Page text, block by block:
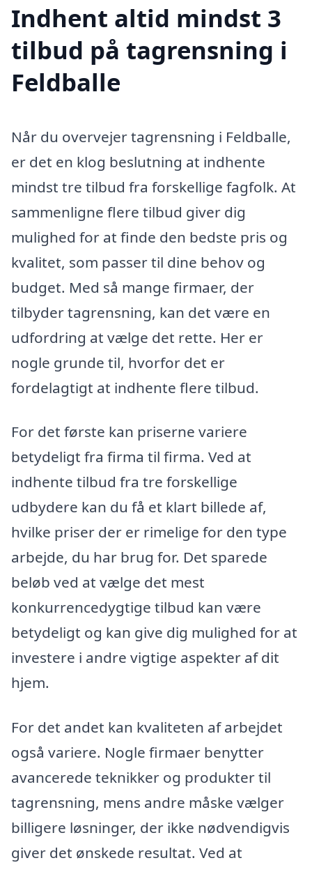
Indhent altid mindst 3
tilbud på tagrensning i
Feldballe
Når du overvejer tagrensning i Feldballe,
er det en klog beslutning at indhente
mindst tre tilbud fra forskellige fagfolk. At
sammenligne flere tilbud giver dig
mulighed for at finde den bedste pris og
kvalitet, som passer til dine behov og
budget. Med så mange firmaer, der
tilbyder tagrensning, kan det være en
udfordring at vælge det rette. Her er
nogle grunde til, hvorfor det er
fordelagtigt at indhente flere tilbud.
For det første kan priserne variere
betydeligt fra firma til firma. Ved at
indhente tilbud fra tre forskellige
udbydere kan du få et klart billede af,
hvilke priser der er rimelige for den type
arbejde, du har brug for. Det sparede
beløb ved at vælge det mest
konkurrencedygtige tilbud kan være
betydeligt og kan give dig mulighed for at
investere i andre vigtige aspekter af dit
hjem.
For det andet kan kvaliteten af arbejdet
også variere. Nogle firmaer benytter
avancerede teknikker og produkter til
tagrensning, mens andre måske vælger
billigere løsninger, der ikke nødvendigvis
giver det ønskede resultat. Ved at